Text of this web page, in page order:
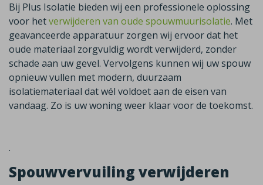
Bij Plus Isolatie bieden wij een professionele oplossing
voor hetverwijderen van oude spouwmuurisolatie. Met
geavanceerde apparatuur zorgen wij ervoor dat het
oude materiaal zorgvuldig wordt verwijderd, zonder
schade aan uw gevel. Vervolgens kunnen wij uw spouw
opnieuw vullen met modern, duurzaam
isolatiemateriaal dat wél voldoet aan de eisen van
vandaag. Zo is uw woning weer klaar voor de toekomst.
.
Spouwvervuiling verwijderen